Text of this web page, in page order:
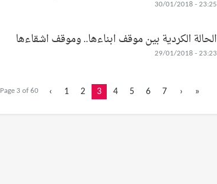
23:25 - 30/01/2018
الحالة الكردية بين موقف ابناءها.. وموقف اشقاءها
23:23 - 29/01/2018
Page 3 of 60 ‹ 1 2 3 4 5 6 7 › »